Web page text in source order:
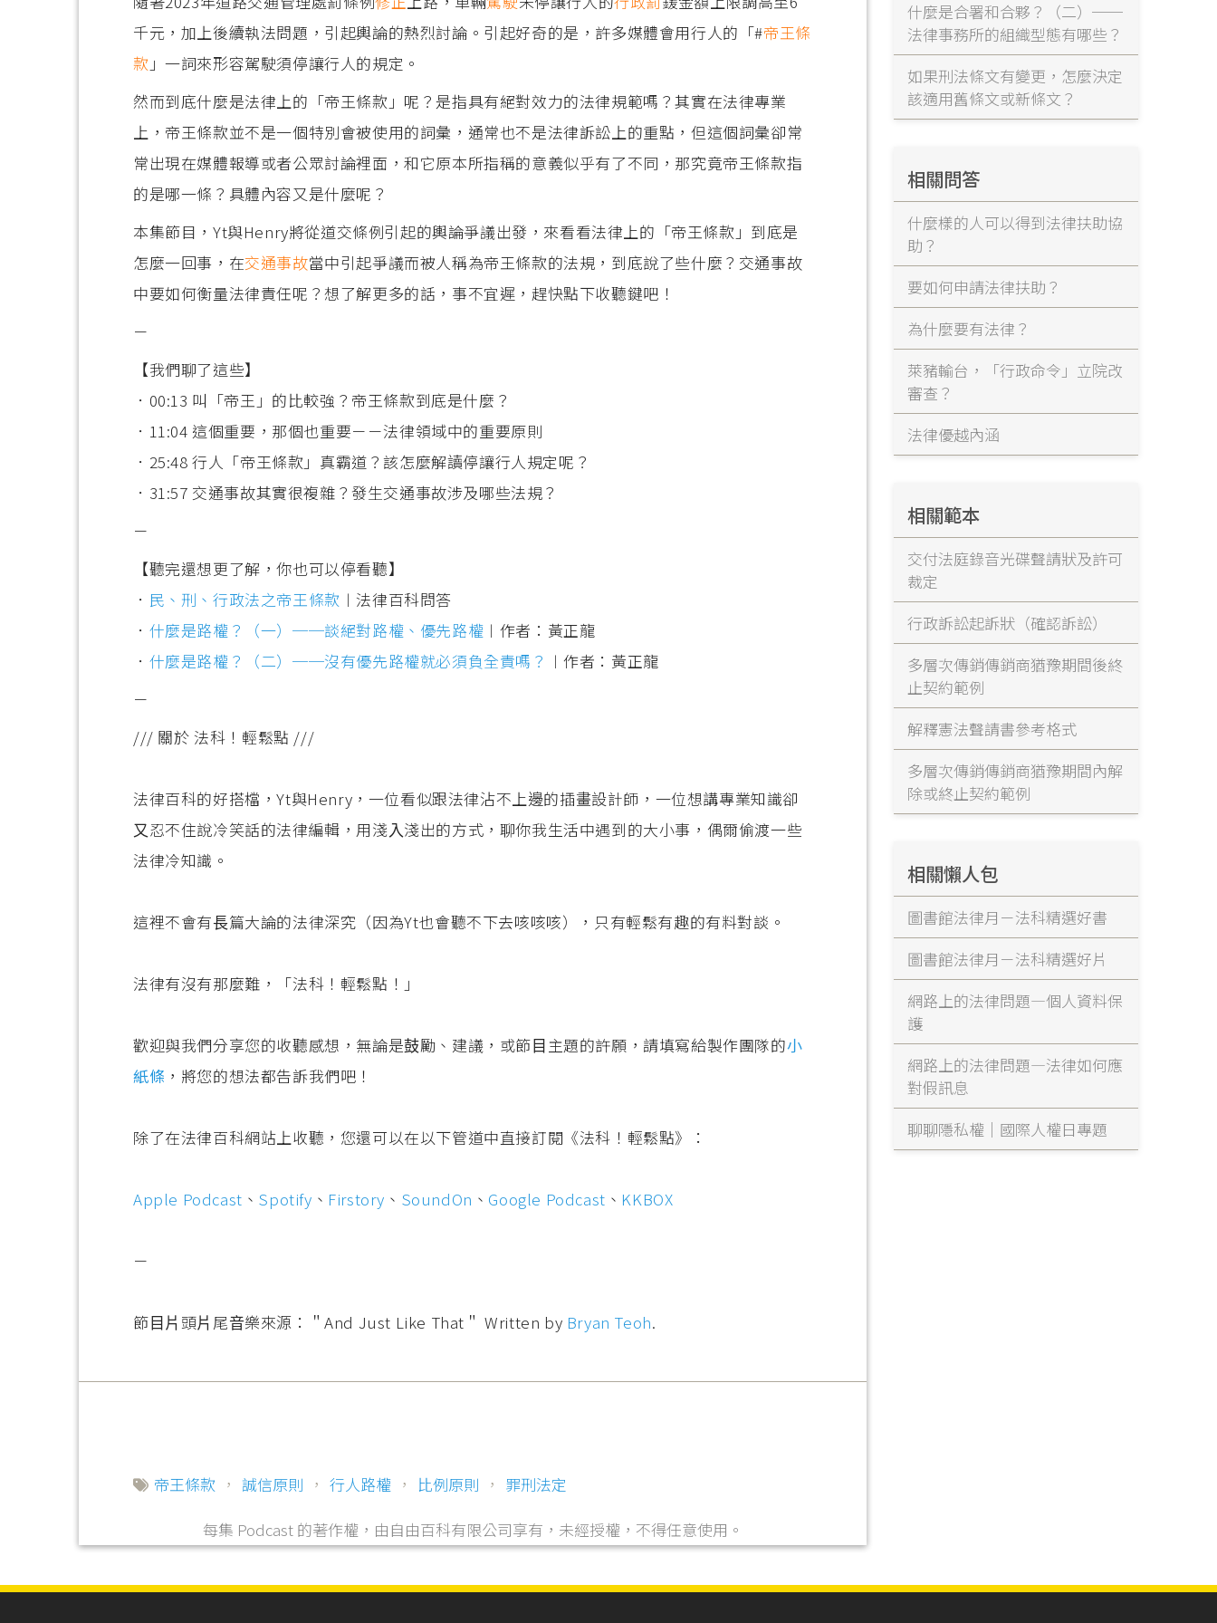
千元，加上後續執法問題，引起輿論的熱烈討論。引起好奇的是，許多媒體會用行人的「#帝王條
款 」一詞來形容駕駛須停讓行人的規定。
然而到底什麼是法律上的「帝王條款」呢？是指具有絕對效力的法律規範嗎？其實在法律專業
上，帝王條款並不是一個特別會被使用的詞彙，通常也不是法律訴訟上的重點，但這個詞彙卻常
常出現在媒體報導或者公眾討論裡面，和它原本所指稱的意義似乎有了不同，那究竟帝王條款指
的是哪一條？具體內容又是什麼呢？
本集節目，Yt與Henry將從道交條例引起的輿論爭議出發，來看看法律上的「帝王條款」到底是
怎麼一回事，在交通事故當中引起爭議而被人稱為帝王條款的法規，到底說了些什麼？交通事故
中要如何衡量法律責任呢？想了解更多的話，事不宜遲，趕快點下收聽鍵吧！
－
【我們聊了這些】
．00:13 叫「帝王」的比較強？帝王條款到底是什麼？
．11:04 這個重要，那個也重要－－法律領域中的重要原則
．25:48 行人「帝王條款」真霸道？該怎麼解讀停讓行人規定呢？
．31:57 交通事故其實很複雜？發生交通事故涉及哪些法規？
－
【聽完還想更了解，你也可以停看聽】
． 民、刑、行政法之帝王條款 ︱法律百科問答
． 什麼是路權？（一）──談絕對路權、優先路權 ︱作者：黃正龍
． 什麼是路權？（二）──沒有優先路權就必須負全責嗎？ ︱作者：黃正龍
－
/// 關於 法科！輕鬆點 ///
法律百科的好搭檔，Yt與Henry，⼀位看似跟法律沾不上邊的插畫設計師，⼀位想講專業知識卻
⼜忍不住說冷笑話的法律編輯，⽤淺⼊淺出的⽅式，聊你我⽣活中遇到的⼤⼩事，偶爾偷渡⼀些
法律冷知識。
這裡不會有⻑篇⼤論的法律深究（因為Yt也會聽不下去咳咳咳），只有輕鬆有趣的有料對談。
法律有沒有那麼難，「法科！輕鬆點！」
歡迎與我們分享您的收聽感想，無論是⿎勵、建議，或節⽬主題的許願，請填寫給製作團隊的⼩
紙條 ，將您的想法都告訴我們吧！
除了在法律百科網站上收聽，您還可以在以下管道中直接訂閱《法科！輕鬆點》：
Apple Podcast 、 Spotify 、 Firstory 、 SoundOn 、 Google Podcast 、 KKBOX
－
節⽬⽚頭⽚尾⾳樂來源：＂And Just Like That＂ Written by Bryan Teoh.
帝王條款 ， 誠信原則 ， 行人路權 ， 比例原則 ， 罪刑法定
每集 Podcast 的著作權，由自由百科有限公司享有，未經授權，不得任意使用。
什麼是合署和合夥？（二）──
法律事務所的組織型態有哪些？
如果刑法條文有變更，怎麼決定
該適用舊條文或新條文？
相關問答
什麼樣的人可以得到法律扶助協
助？
要如何申請法律扶助？
為什麼要有法律？
萊豬輸台，「行政命令」立院改
審查？
法律優越內涵
相關範本
交付法庭錄音光碟聲請狀及許可
裁定
行政訴訟起訴狀（確認訴訟）
多層次傳銷傳銷商猶豫期間後終
止契約範例
解釋憲法聲請書參考格式
多層次傳銷傳銷商猶豫期間內解
除或終止契約範例
相關懶人包
圖書館法律月－法科精選好書
圖書館法律月－法科精選好片
網路上的法律問題—個人資料保
護
網路上的法律問題—法律如何應
對假訊息
聊聊隱私權｜國際人權日專題